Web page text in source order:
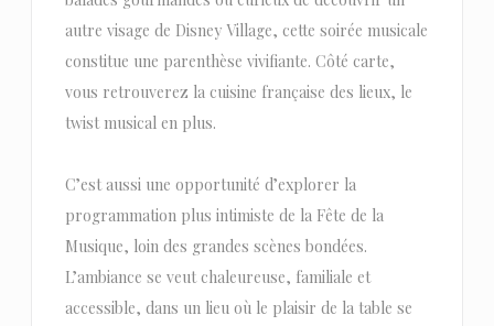
autre visage de Disney Village, cette soirée musicale
constitue une parenthèse vivifiante. Côté carte,
vous retrouverez la cuisine française des lieux, le
twist musical en plus.
C’est aussi une opportunité d’explorer la
programmation plus intimiste de la Fête de la
Musique, loin des grandes scènes bondées.
L’ambiance se veut chaleureuse, familiale et
accessible, dans un lieu où le plaisir de la table se